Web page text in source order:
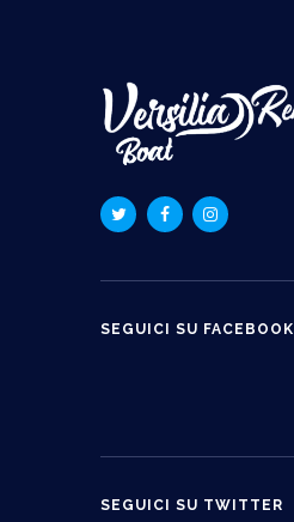
SEGUICI SU FACEBOOK
SEGUICI SU TWITTER